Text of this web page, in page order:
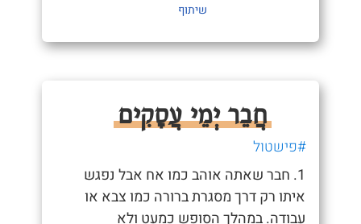
שיתוף
חֲבֵר יְמֵי עֲסָקִים
#פישטול
1. חבר שאתה אוהב כמו אח אבל נפגש
איתו רק דרך מסגרת ברורה כמו צבא או
עבודה. במהלך הסופש כמעט ולא